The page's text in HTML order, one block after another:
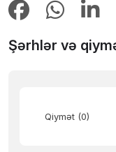
Şərhlər və
Qiymət (0)